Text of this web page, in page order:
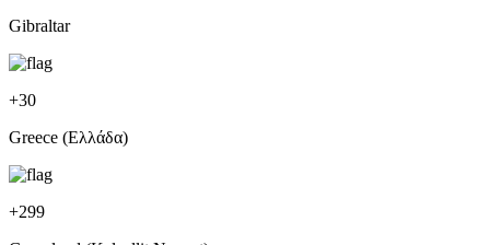
Gibraltar
+30
Greece (Ελλάδα)
+299